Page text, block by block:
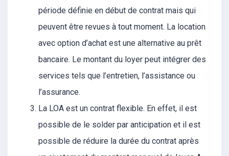
période définie en début de contrat mais qui
peuvent être revues à tout moment. La location
avec option d’achat est une alternative au prêt
bancaire. Le montant du loyer peut intégrer des
services tels que l’entretien, l’assistance ou
l’assurance.
La LOA est un contrat flexible. En effet, il est
possible de le solder par anticipation et il est
possible de réduire la durée du contrat après